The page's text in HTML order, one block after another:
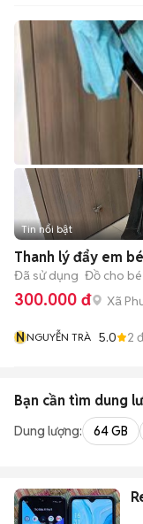
Tin nổi bật
Thanh lý đẩy em
Đã sử dụng Đồ cho bé
300.000 đ Xã
NNGUYỄN TRÀ 5.0 2
Bạn cần tìm dung
Dung lượng: 64 GB